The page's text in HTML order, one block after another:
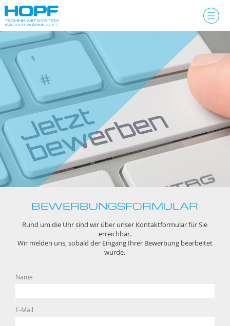
Skip
to
content
BEWERBUNGSFORMULAR
Rund um die Uhr sind wir über unser Kontaktformular für Sie
erreichbar.
Wir melden uns, sobald der Eingang Ihrer Bewerbung bearbeitet
wurde.
Name
E-Mail